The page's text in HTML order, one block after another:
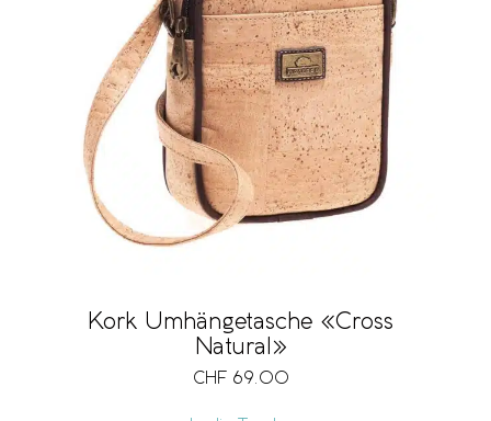
Kork Umhängetasche «Cross
Natural»
CHF 69.00